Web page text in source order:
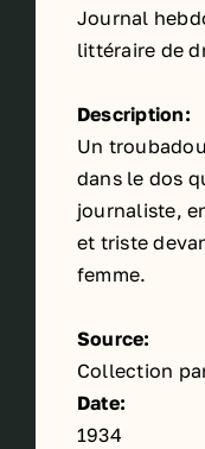
Journal
littéraire de
Description:
Un
dans le dos
journaliste,
et triste
femme.
Source:
Collection
Date:
1934